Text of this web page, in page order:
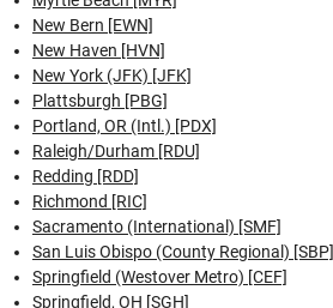
New Bern [EWN]
New Haven [HVN]
New York (JFK) [JFK]
Plattsburgh [PBG]
Portland, OR (Intl.) [PDX]
Raleigh/Durham [RDU]
Redding [RDD]
Richmond [RIC]
Sacramento (International) [SMF]
San Luis Obispo (County Regional) [SBP]
Springfield (Westover Metro) [CEF]
Springfield, OH [SGH]